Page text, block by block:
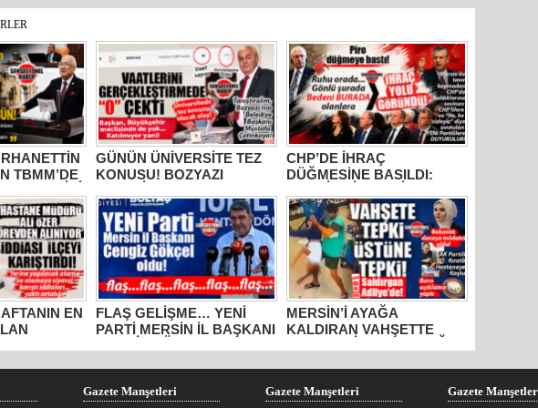
TBMM’DE
“TARİHİ
DÖNMELİ!”
GÜNÜN ÜNİVERSİTE TEZ
KONUSU! BOZYAZI
BELEDİYE BAŞKANI
MUSTAFA ÇETİNKAYA’NIN
2 YILLIK KARNESİ
AÇIKLANDI: “VAATLER
SIFIR ÇEKTİ”
CHP’DE İHRAÇ
DÜĞMESİNE BASILDI:
MERSİN SİYASETİNDE
GÖZLER TAVIR
KOYMADAN, NET DURUŞ
SERGİLEMEDEN CHP’DE
KALAN 4 İSME; SEÇER,
KIŞ, ÖMÜR VE VARAL’A
ÇEVRİLDİ!
EN
ALINIYOR?
FLAŞ GELİŞME… YENİ
PARTİ MERSİN İL BAŞKANI
CENGİZ GÖKÇEL OLDU!
MERSİN’İ AYAĞA
KALDIRAN VAHŞETTE
FLAŞ GELİŞME: ÇOCUĞU
ACIMASIZCA DARP EDEN
SALDIRGAN ADLİYEDE!
YAPTI, AK PARTİLİ KIRATLI
Gazete Manşetleri Gazete Manşetleri Gazete